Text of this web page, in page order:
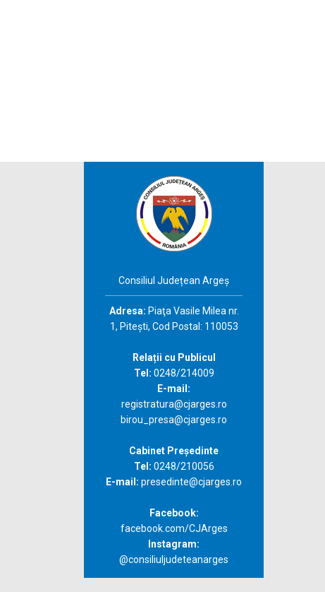
Consiliul Județean Argeș
Adresa: Piaţa Vasile Milea nr.
1, Piteşti, Cod Postal: 110053
Relații cu Publicul
Tel: 0248/214009
E-mail:
registratura@cjarges.ro
birou_presa@cjarges.ro
Cabinet Președinte
Tel: 0248/210056
E-mail: presedinte@cjarges.ro
Facebook:
facebook.com/CJArges
Instagram:
@consiliuljudeteanarges